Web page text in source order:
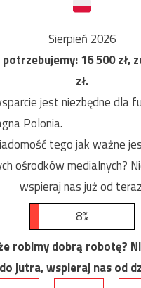
Sierpień 2026
16 500zł,
zł.
jest niezbędne dla
Polonia.
tego jak ważne
ośrodków medialnych?
wspieraj nas już od
8%
robimy dobrą robotę?
do jutra, wspieraj nas od